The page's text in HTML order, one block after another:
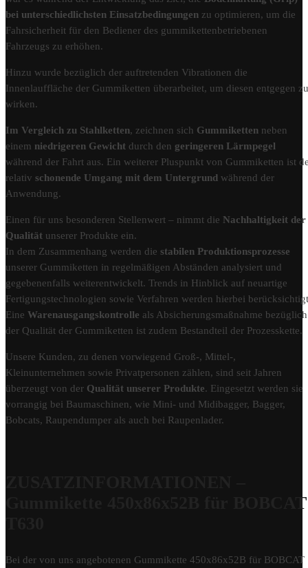
bei unterschiedlichsten Einsatzbedingungen zu optimieren, um die
Fahrsicherheit für den Bediener des gummikettenbetriebenen
Fahrzeugs zu erhöhen.
Hinzu wurde bezüglich der auftretenden Vibrationen die
Innenlauffläche der Gummiketten überarbeitet, um diesen entgegen zu
wirken.
Im Vergleich zu Stahlketten, zeichnen sich Gummiketten neben
einem niedrigeren Gewicht durch den geringeren Lärmpegel
während der Fahrt aus. Ein weiterer Pluspunkt von Gummiketten ist
relativ schonende Umgang mit dem Untergrund während der
Anwendung.
Einen für uns besonderen Stellenwert – nimmt die Nachhaltigkeit der
Qualität unserer Produkte ein.
In dem Zusammenhang werden die stabilen Produktionsprozesse
unserer Gummiketten in regelmäßigen Abständen analysiert und
gegebenenfalls weiterentwickelt. Trends in Hinblick auf neuartige
Fertigungstechnologien sowie Verfahren werden hierbei
Eine Warenausgangskontrolle als Absicherungsmaßnahme bezüglich
der Qualität der Gummiketten ist zudem Bestandteil der Prozesskette.
Unsere Kunden, zu denen vorwiegend Groß-, Mittel-,
Kleinunternehmen sowie Privatpersonen zählen, sind seit Jahren
überzeugt von der Qualität unserer Produkte. Eingesetzt werden sie
vorrangig bei Baumaschinen, wie Mini- und Midibagger, Bagger,
Bobcats, Raupendumper als auch bei Raupenlader.
Gummikette 450x86x52B für BOBCAT
Bei der von uns angebotenen Gummikette 450x86x52B für BOBCAT